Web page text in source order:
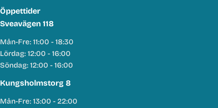
Öppettider
Sveavägen 118
Mån-Fre: 11:00 - 18:30
Lördag: 12:00 - 16:00
Söndag: 12:00 - 16:00
Kungsholmstorg 8
Mån-Fre: 13:00 - 22:00